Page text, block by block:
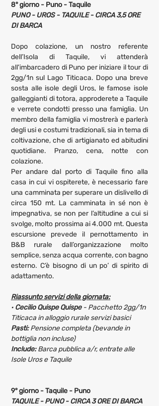
8° giorno - Puno - Taquile
PUNO - UROS - TAQUILE - CIRCA 3,5 ORE
DI BARCA
Dopo colazione, un nostro referente
dell’Isola di Taquile, vi attenderà
all'imbarcadero di Puno per iniziare il tour di
2gg/1n sul Lago Titicaca. Dopo una breve
sosta alle isole degli Uros, le famose isole
galleggianti di totora, approderete a Taquile
e verrete condotti presso una famiglia. Un
membro della famiglia vi mostrerà e parlerà
degli usi e costumi tradizionali, sia in tema di
coltivazione, che di artigianato ed abitudini
quotidiane. Pranzo, cena, notte con
colazione.
Per andare dal porto di Taquile fino alla
casa in cui vi ospiterete, è necessario fare
una camminata per superare un dislivello di
circa 150 mt. La camminata in sé non è
impegnativa, se non per l’altitudine a cui si
svolge, molto prossima ai 4.000 mt. Questa
escursione prevede il pernottamento in
B&B rurale dall’organizzazione molto
semplice, senza acqua corrente, con bagno
esterno. C’è bisogno di un po’ di spirito di
adattamento.
Riassunto servizi della giornata:
· Cecilio Quispe Quispe - Pacchetto 2gg/1n
Titicaca in alloggio rurale servizi basici
Pasti: Pensione completa (bevande in
bottiglia non incluse)
Include: Barca pubblica a/r, entrate alle
Isole Uros e Taquile
9° giorno - Taquile - Puno
TAQUILE - PUNO - CIRCA 3 ORE DI BARCA